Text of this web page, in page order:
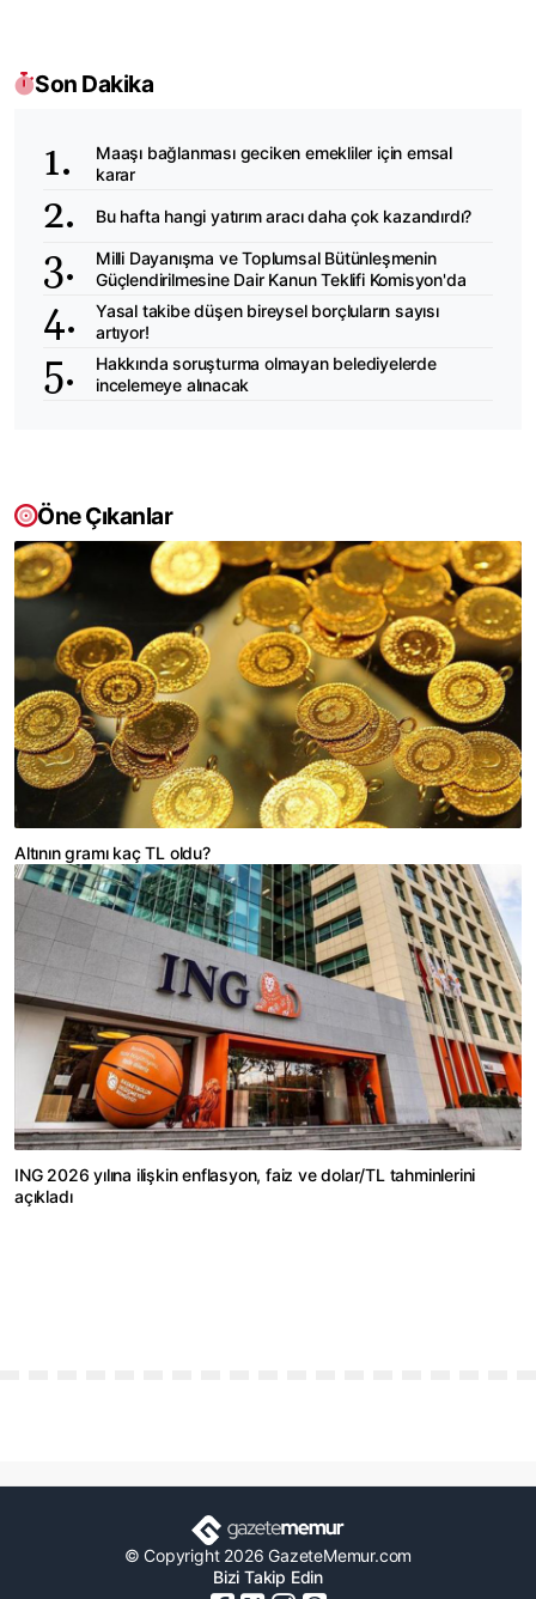
Son Dakika
Maaşı bağlanması geciken emekliler için emsal
karar
Bu hafta hangi yatırım aracı daha çok kazandırdı?
Milli Dayanışma ve Toplumsal Bütünleşmenin
Güçlendirilmesine Dair Kanun Teklifi Komisyon'da
Yasal takibe düşen bireysel borçluların sayısı
artıyor!
Hakkında soruşturma olmayan belediyelerde
incelemeye alınacak
Öne Çıkanlar
Altının gramı kaç TL oldu?
ING 2026 yılına ilişkin enflasyon, faiz ve dolar/TL tahminlerini
açıkladı
© Copyright 2026 GazeteMemur.com
Bizi Takip Edin